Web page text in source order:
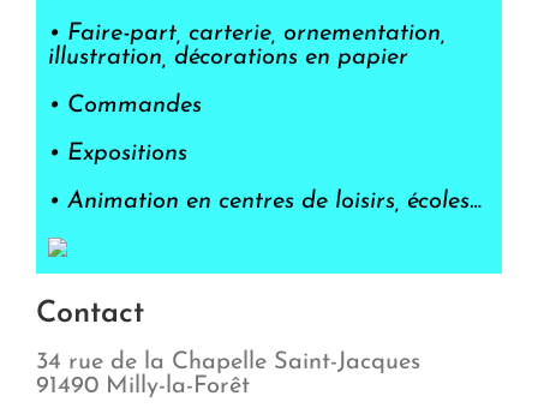
• Faire-part, carterie, ornementation,
illustration, décorations en papier
• Commandes
• Expositions
• Animation en centres de loisirs, écoles…
Contact
34 rue de la Chapelle Saint-Jacques
91490 Milly-la-Forêt